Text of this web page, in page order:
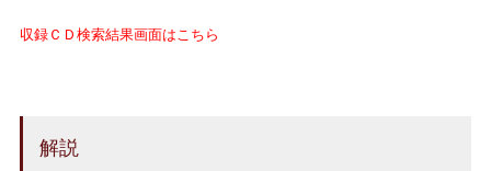
収録ＣＤ検索結果画面はこちら
解説